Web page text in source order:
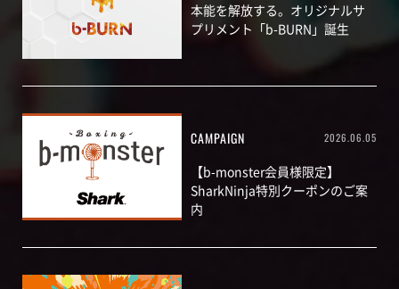
本能を解放する。オリジナルサ
プリメント「b-BURN」誕生
CAMPAIGN 2026.06.05
【b-monster会員様限定】
SharkNinja特別クーポンのご案
内